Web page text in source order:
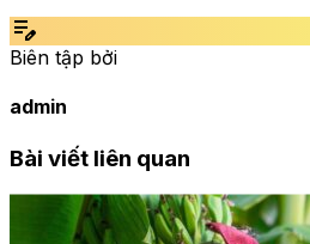
edit_note
Biên tập bởi
admin
Bài viết liên quan